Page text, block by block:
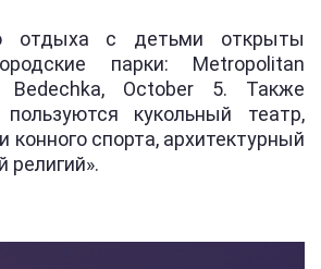
отдыха с детьми открыты
парки: Metropolitan
Bedechka, October 5. Также
пользуются кукольный театр,
спорта, архитектурный
религий».